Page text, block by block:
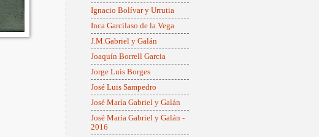
Ignacio Bolívar y Urrutia
Inca Garcilaso de la Vega
J.M.Gabriel y Galán
Joaquín Borrell Garcia
Jorge Luis Borges
José Luis Sampedro
José María Gabriel y Galán
José María Gabriel y Galán -
2016